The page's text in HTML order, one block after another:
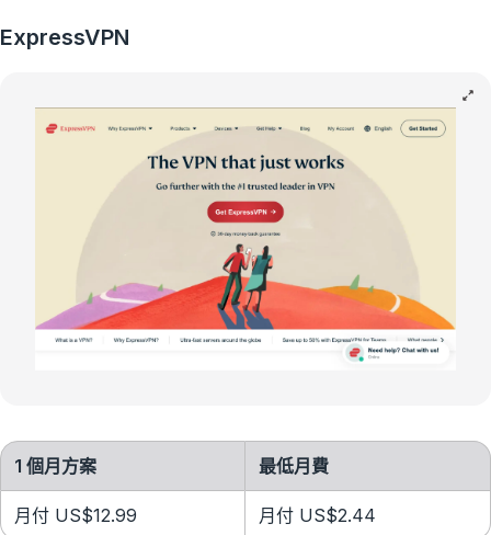
ExpressVPN
1 個月方案 最低月費
月付 US$12.99 月付 US$2.44